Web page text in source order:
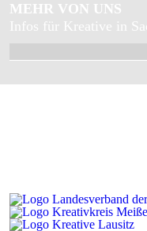
MEHR VON UNS
Infos für Kreative in